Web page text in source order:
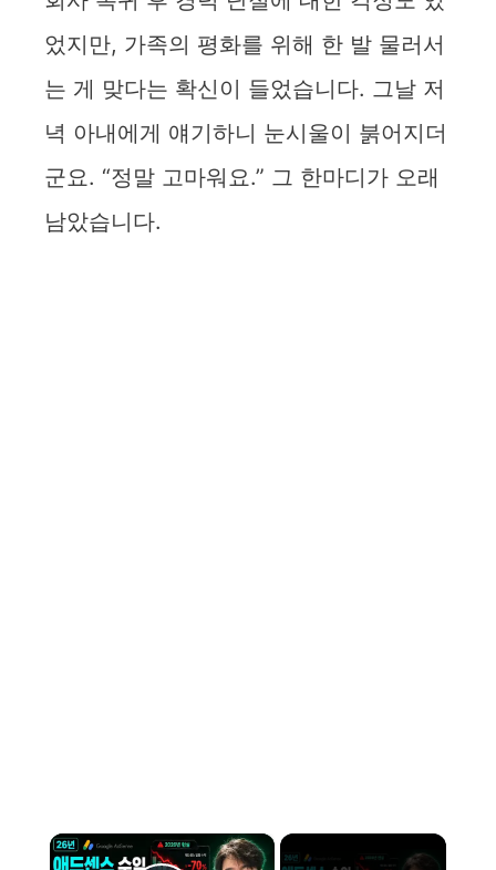
었지만, 가족의 평화를 위해 한 발 물러서
는 게 맞다는 확신이 들었습니다. 그날 저
녁 아내에게 얘기하니 눈시울이 붉어지더
군요. “정말 고마워요.” 그 한마디가 오래
남았습니다.
×